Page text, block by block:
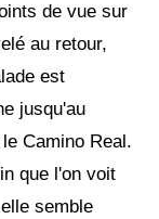
de vue sur
au retour,
est
jusqu'au
Camino Real.
que l'on voit
semble